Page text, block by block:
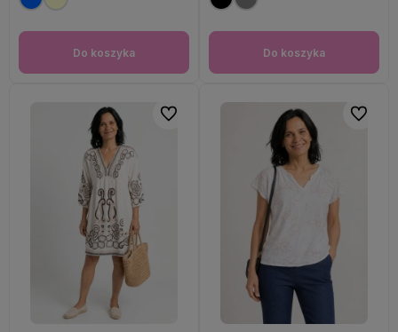
Do koszyka Do koszyka
Do ulubionych Do